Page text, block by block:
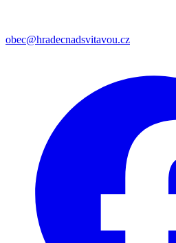
obec@hradecnadsvitavou.cz